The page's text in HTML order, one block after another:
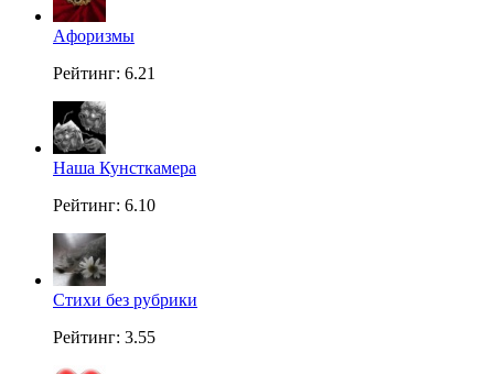
Aфоризмы
Рейтинг: 6.21
Наша Кунсткамера
Рейтинг: 6.10
Стихи без рубрики
Рейтинг: 3.55